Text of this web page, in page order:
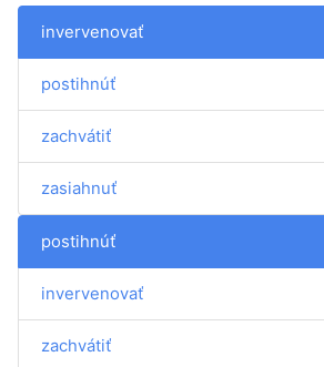
invervenovať
postihnúť
zachvátiť
zasiahnuť
postihnúť
invervenovať
zachvátiť